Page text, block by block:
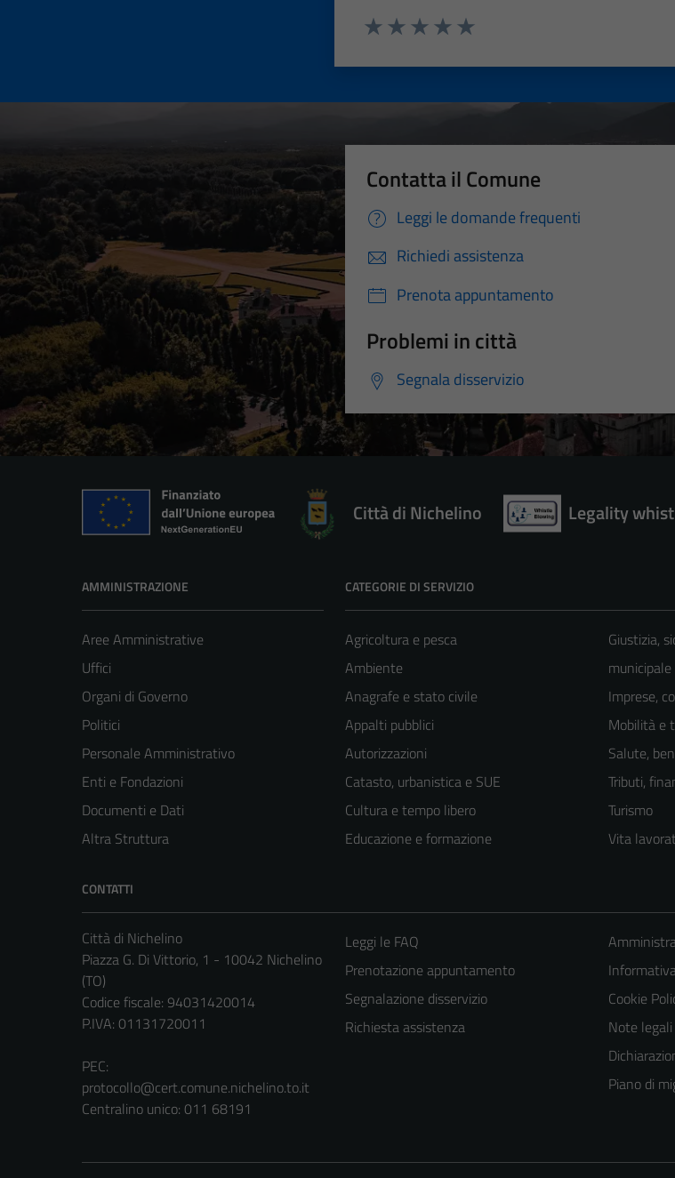
Contatta il Comune
Leggi le domande frequenti
Richiedi assistenza
Prenota appuntamento
Problemi in città
Segnala disservizio
Città di Nichelino Legality
AMMINISTRAZIONE
Aree Amministrative
Uffici
Organi di Governo
Politici
Personale Amministrativo
Enti e Fondazioni
Documenti e Dati
Altra Struttura
CATEGORIE DI SERVIZIO
Agricoltura e pesca
Ambiente
Anagrafe e stato civile
Appalti pubblici
Autorizzazioni
Catasto, urbanistica e SUE
Cultura e tempo libero
Educazione e formazione
Giustizia,
municipale
Imprese,
Mobilità e
Salute,
Tributi,
Turismo
Vita
CONTATTI
Città di Nichelino
Piazza G. Di Vittorio, 1 - 10042 Nichelino
(TO)
Codice fiscale: 94031420014
P.IVA: 01131720011
PEC:
protocollo@cert.comune.nichelino.to.it
Centralino unico: 011 68191
Leggi le FAQ
Prenotazione appuntamento
Segnalazione disservizio
Richiesta assistenza
Cookie
Note legali
Piano di